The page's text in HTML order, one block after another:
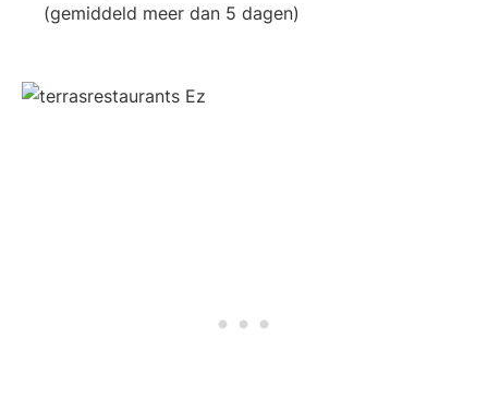
(gemiddeld meer dan 5 dagen)